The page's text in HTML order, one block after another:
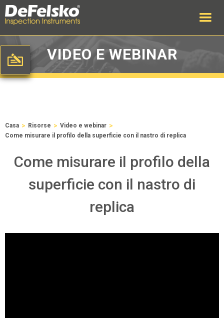
VIDEO E WEBINAR
Casa > Risorse > Video e webinar >
Come misurare il profilo della superficie con il nastro di replica
Come misurare il profilo della
superficie con il nastro di
replica